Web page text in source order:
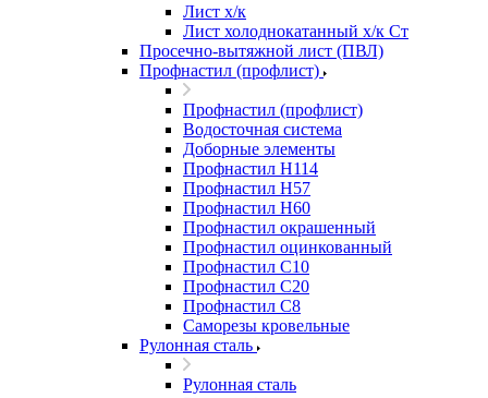
Лист х/к
Лист холоднокатанный х/к Ст
Просечно-вытяжной лист (ПВЛ)
Профнастил (профлист)
Профнастил (профлист)
Водосточная система
Доборные элементы
Профнастил Н114
Профнастил Н57
Профнастил Н60
Профнастил окрашенный
Профнастил оцинкованный
Профнастил С10
Профнастил С20
Профнастил С8
Саморезы кровельные
Рулонная сталь
Рулонная сталь